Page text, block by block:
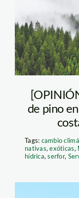
de pino
Tags: cambio
nativas,exóticas,
hídrica,serfor,